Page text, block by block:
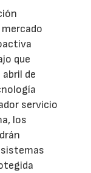
que
de
servicio
los